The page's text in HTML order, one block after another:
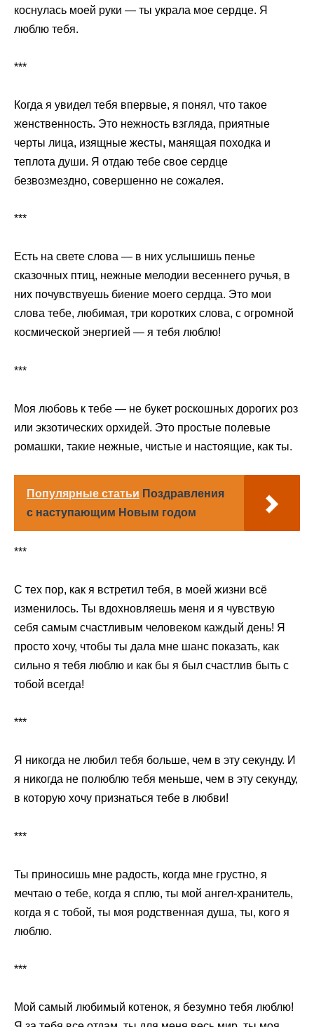
коснулась моей руки — ты украла мое сердце. Я
люблю тебя.
***
Когда я увидел тебя впервые, я понял, что такое
женственность. Это нежность взгляда, приятные
черты лица, изящные жесты, манящая походка и
теплота души. Я отдаю тебе свое сердце
безвозмездно, совершенно не сожалея.
***
Есть на свете слова — в них услышишь пенье
сказочных птиц, нежные мелодии весеннего ручья, в
них почувствуешь биение моего сердца. Это мои
слова тебе, любимая, три коротких слова, с огромной
космической энергией — я тебя люблю!
***
Моя любовь к тебе — не букет роскошных дорогих роз
или экзотических орхидей. Это простые полевые
ромашки, такие нежные, чистые и настоящие, как ты.
Популярные статьи Поздравления
с наступающим Новым годом
***
С тех пор, как я встретил тебя, в моей жизни всё
изменилось. Ты вдохновляешь меня и я чувствую
себя самым счастливым человеком каждый день! Я
просто хочу, чтобы ты дала мне шанс показать, как
сильно я тебя люблю и как бы я был счастлив быть с
тобой всегда!
***
Я никогда не любил тебя больше, чем в эту секунду. И
я никогда не полюблю тебя меньше, чем в эту секунду,
в которую хочу признаться тебе в любви!
***
Ты приносишь мне радость, когда мне грустно, я
мечтаю о тебе, когда я сплю, ты мой ангел-хранитель,
когда я с тобой, ты моя родственная душа, ты, кого я
люблю.
***
Мой самый любимый котенок, я безумно тебя люблю!